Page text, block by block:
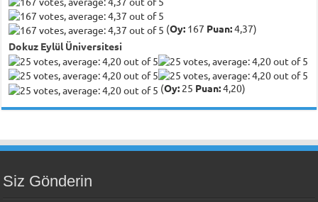
(Oy: 167 Puan:4,37)
Dokuz Eylül Üniversitesi
(Oy: 25 Puan:4,20)
Siz Gönderin